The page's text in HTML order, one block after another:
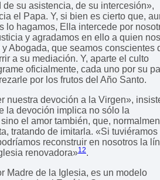
su asistencia, de su intercesión»,
el Papa. Y, si bien es cierto que,
lo hagamos, Ella intercede por
y agradamos en ello a quien
Abogada, que seamos conscientes
a su mediación. Y, aparte el culto
oficialmente, cada uno por su
por los frutos del Año Santo.
nuestra devoción a la Virgen»,
la devoción implica no sólo la
el amor también, que,
tratando de imitarla. «Si tuviéramos
reconstruir en nosotros la
renovadora»12.
Madre de la Iglesia, es un modelo